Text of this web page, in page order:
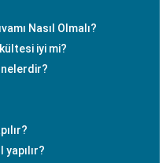
Nasıl Olmalı?
iyi mi?
yapılır?